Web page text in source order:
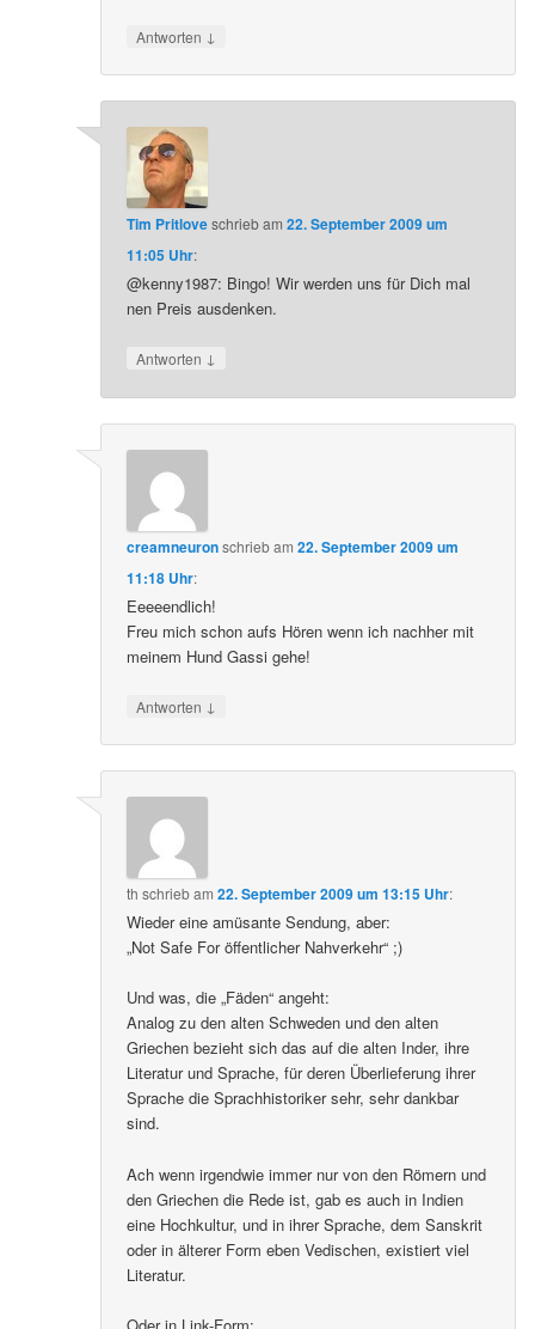
Antworten ↓
Tim Pritloveschriebam22. September 2009 um
11:05 Uhr:
@kenny1987: Bingo! Wir werden uns für Dich mal
nen Preis ausdenken.
Antworten ↓
creamneuronschriebam22. September 2009 um
11:18 Uhr:
Eeeeendlich!
Freu mich schon aufs Hören wenn ich nachher mit
meinem Hund Gassi gehe!
Antworten ↓
th schriebam22. September 2009 um 13:15 Uhr:
Wieder eine amüsante Sendung, aber:
„Not Safe For öffentlicher Nahverkehr“ ;)
Und was, die „Fäden“ angeht:
Analog zu den alten Schweden und den alten
Griechen bezieht sich das auf die alten Inder, ihre
Literatur und Sprache, für deren Überlieferung ihrer
Sprache die Sprachhistoriker sehr, sehr dankbar
sind.
Ach wenn irgendwie immer nur von den Römern und
den Griechen die Rede ist, gab es auch in Indien
eine Hochkultur, und in ihrer Sprache, dem Sanskrit
oder in älterer Form eben Vedischen, existiert viel
Literatur.
Oder in Link-Form: